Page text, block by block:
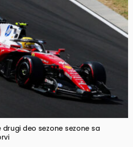
deo sezone sezone sa